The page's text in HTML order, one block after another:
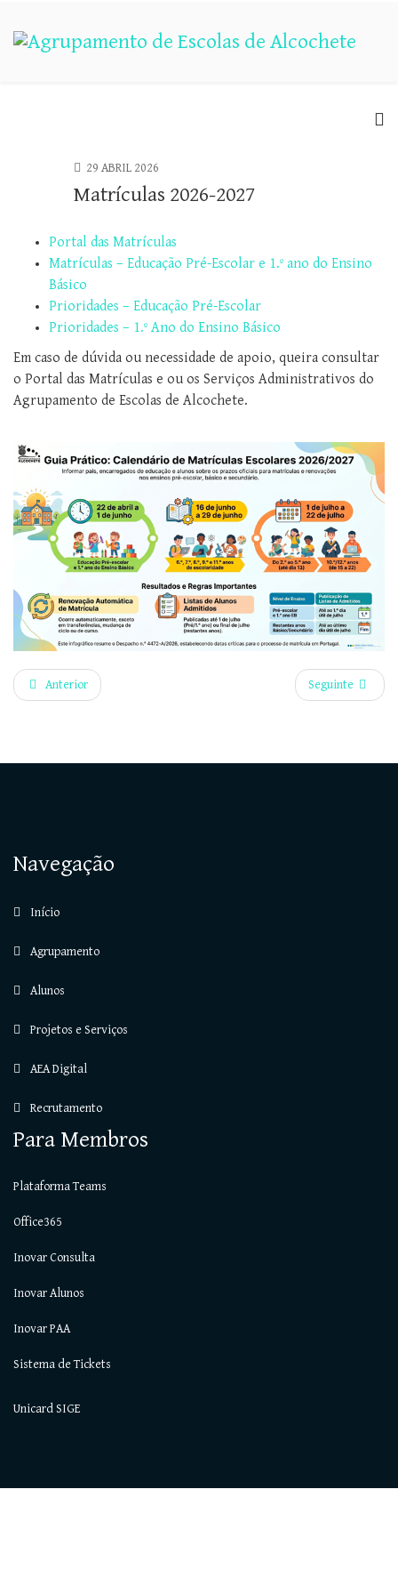
29 ABRIL 2026
Matrículas 2026-2027
Portal das Matrículas
Matrículas – Educação Pré-Escolar e 1.º ano do Ensino
Básico
Prioridades – Educação Pré-Escolar
Prioridades – 1.º Ano do Ensino Básico
Em caso de dúvida ou necessidade de apoio, queira consultar
o Portal das Matrículas e ou os Serviços Administrativos do
Agrupamento de Escolas de Alcochete.
Anterior Seguinte
Navegação
Início
Agrupamento
Alunos
Projetos e Serviços
AEA Digital
Recrutamento
Para Membros
Plataforma Teams
Office365
Inovar Consulta
Inovar Alunos
Inovar PAA
Sistema de Tickets
Unicard SIGE